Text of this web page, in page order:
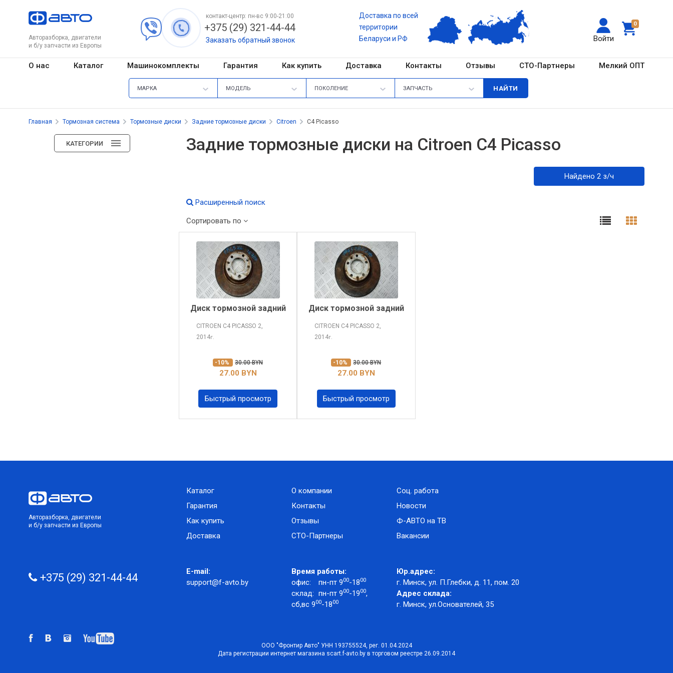
Авторазборка, двигатели
и б/у запчасти из Европы
0
Войти
контакт-центр: пн-вс 9:00-21:00
+375 (29) 321-44-44
Заказать обратный звонок
Доставка по всей
территории
Беларуси и РФ
О нас Каталог Машинокомплекты Гарантия Как купить Доставка Контакты Отзывы СТО-Партнеры Мелкий ОПТ
МАРКА МОДЕЛЬ ПОКОЛЕНИЕ ЗАПЧАСТЬ
Главная Тормозная система Тормозные диски Задние тормозные диски Citroen C4 Picasso
КАТЕГОРИИ Задние тормозные диски на Citroen C4 Picasso
Найдено 2 з/ч
Расширенный поиск
Сортировать по
Диск тормозной задний
CITROEN C4 PICASSO 2,
2014г.
-10% 30.00 BYN
27.00 BYN
Быстрый просмотр
Диск тормозной задний
CITROEN C4 PICASSO 2,
2014г.
-10% 30.00 BYN
27.00 BYN
Быстрый просмотр
Авторазборка, двигатели
и б/у запчасти из Европы
Каталог
Гарантия
Как купить
Доставка
О компании
Контакты
Отзывы
СТО-Партнеры
Соц. работа
Новости
Ф-АВТО на ТВ
Вакансии
+375 (29) 321-44-44
E-mail:
support@f-avto.by
Время работы:
офис:
пн-пт 900-1800
склад: пн-пт 900-1900,
сб,вс 900-1800
Юр.адрес:
г. Минск, ул. П.Глебки, д. 11, пом. 20
Адрес склада:
г. Минск, ул.Основателей, 35
ООО "Фронтир Авто" УНН 193755524, рег. 01.04.2024
Дата регистрации интернет магазина scart.f-avto.by в торговом реестре 26.09.2014